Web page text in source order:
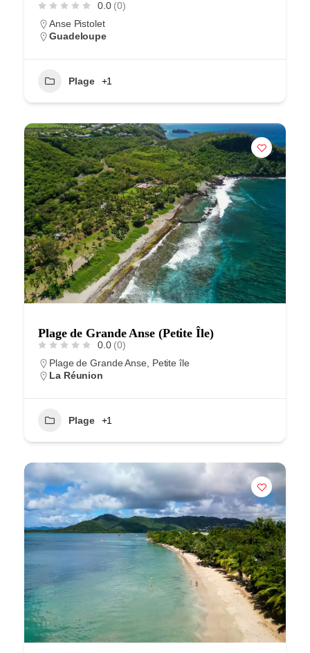
0.0 (0)
Anse Pistolet
Guadeloupe
Plage +1
Plage de Grande Anse (Petite Île)
0.0 (0)
Plage de Grande Anse, Petite île
La Réunion
Plage +1